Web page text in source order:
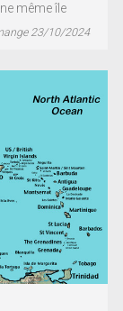
même île
23/10/2024